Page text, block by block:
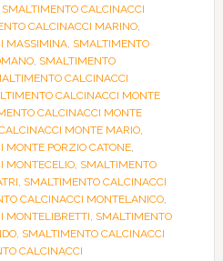
SMALTIMENTO CALCINACCI
CALCINACCI MARINO,
MASSIMINA, SMALTIMENTO
, SMALTIMENTO
CALCINACCI
CALCINACCI MONTE
CALCINACCI MONTE
MONTE MARIO,
MONTE PORZIO CATONE,
MONTECELIO, SMALTIMENTO
, SMALTIMENTO CALCINACCI
CALCINACCI MONTELANICO,
MONTELIBRETTI, SMALTIMENTO
, SMALTIMENTO CALCINACCI
CALCINACCI